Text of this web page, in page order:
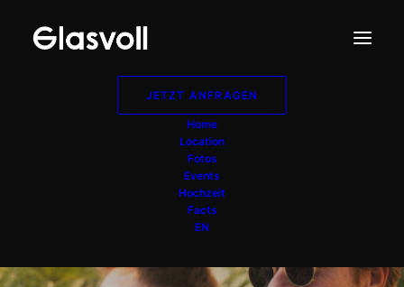
JETZT ANFRAGEN
Home
Location
Fotos
Events
Hochzeit
Facts
EN